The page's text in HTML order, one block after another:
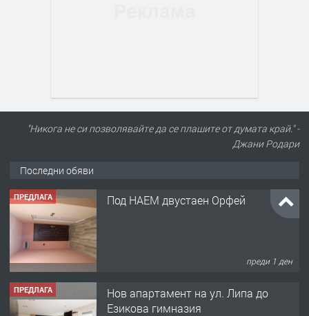
"Никога не си позволявайте да се плашите от думата край." -
Джани Родари
Последни обяви
ПРЕДЛАГА Под НАЕМ двустаен Орфей
преди 1 ден
ПРЕДЛАГА
Нов апартамент на ул. Липа до
Езикова гимназия